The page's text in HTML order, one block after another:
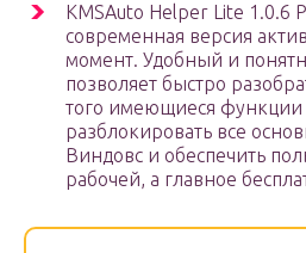
KMSAuto Helper Lite 1.0.6
современная версия
момент. Удобный и
позволяет быстро
того имеющиеся функции
разблокировать все
Виндовс и обеспечить
рабочей, а главное